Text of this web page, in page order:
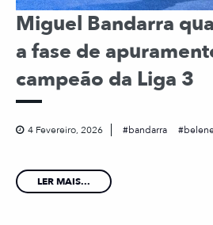
Miguel Bandarra
a fase de
campeão da Liga 3
4 Fevereiro, 2026 bandarra
LER MAIS...